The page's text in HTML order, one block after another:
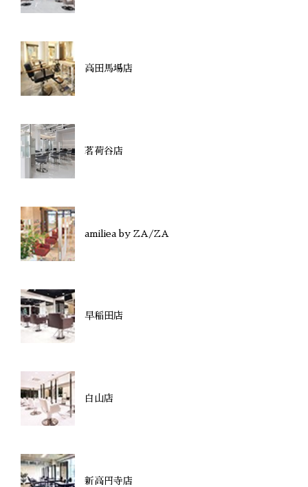
高田馬場店
茗荷谷店
amiliea by ZA/ZA
早稲田店
白山店
新高円寺店